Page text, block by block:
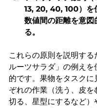
13, 20, 40, 100）を
数値間の距離を意図
る。
これらの原則を説明する
ルーツサラダ」の例えを
的です。果物をタスクに
ぞれの作業（洗う、皮を
切る、星型にするなど）